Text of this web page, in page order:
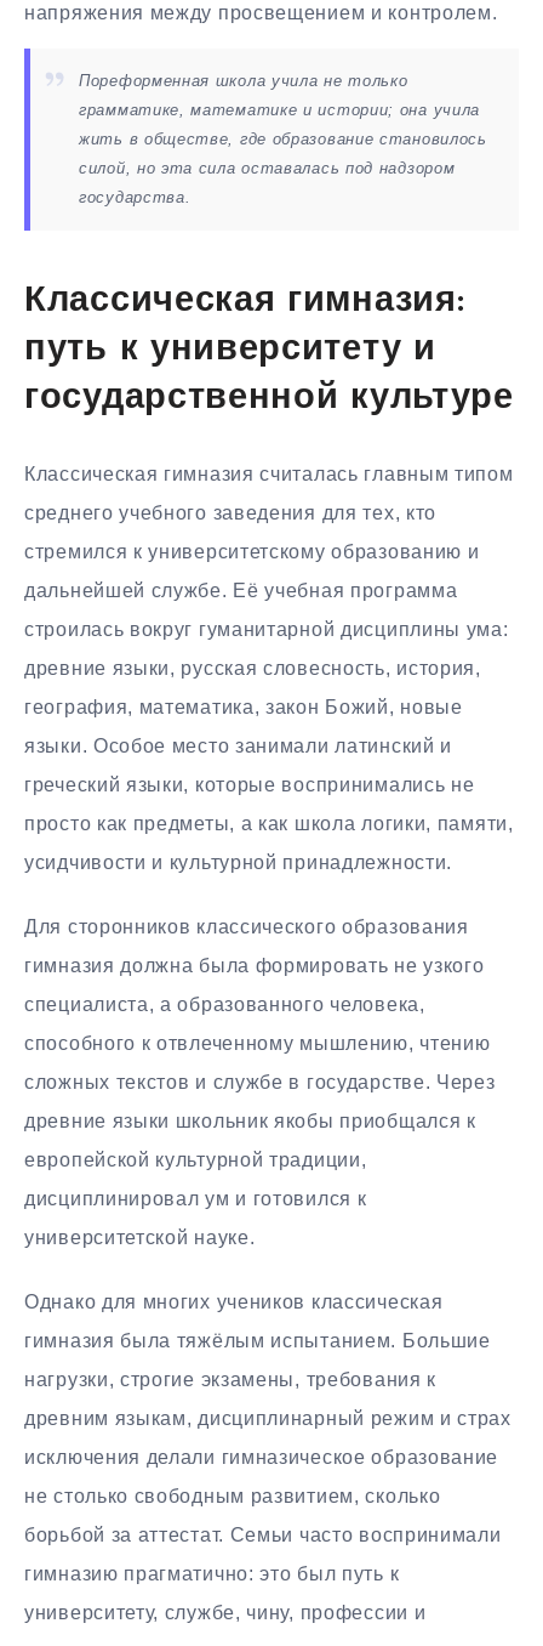
напряжения между просвещением и контролем.
Пореформенная школа учила не только
грамматике, математике и истории; она учила
жить в обществе, где образование становилось
силой, но эта сила оставалась под надзором
государства.
Классическая гимназия:
путь к университету и
государственной культуре
Классическая гимназия считалась главным типом
среднего учебного заведения для тех, кто
стремился к университетскому образованию и
дальнейшей службе. Её учебная программа
строилась вокруг гуманитарной дисциплины ума:
древние языки, русская словесность, история,
география, математика, закон Божий, новые
языки. Особое место занимали латинский и
греческий языки, которые воспринимались не
просто как предметы, а как школа логики, памяти,
усидчивости и культурной принадлежности.
Для сторонников классического образования
гимназия должна была формировать не узкого
специалиста, а образованного человека,
способного к отвлеченному мышлению, чтению
сложных текстов и службе в государстве. Через
древние языки школьник якобы приобщался к
европейской культурной традиции,
дисциплинировал ум и готовился к
университетской науке.
Однако для многих учеников классическая
гимназия была тяжёлым испытанием. Большие
нагрузки, строгие экзамены, требования к
древним языкам, дисциплинарный режим и страх
исключения делали гимназическое образование
не столько свободным развитием, сколько
борьбой за аттестат. Семьи часто воспринимали
гимназию прагматично: это был путь к
университету, службе, чину, профессии и